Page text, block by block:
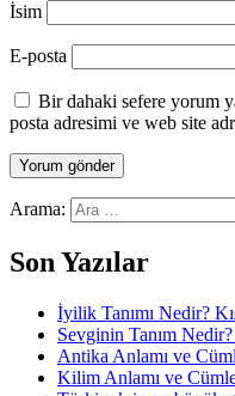
İsim
E-posta
Bir dahaki sefere yorum
posta adresimi ve web site
Arama:
Son Yazılar
İyilik Tanımı Nedir?
Sevginin Tanım
Antika Anlamı ve
Kilim Anlamı ve